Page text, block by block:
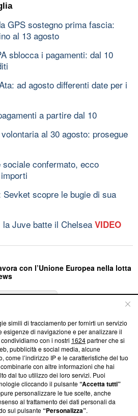
GPS sostegno prima fascia:
al 13 agosto
sblocca i pagamenti: dal 10
ad agosto differenti date per i
a partire dal 10
al 30 agosto: prosegue
confermato, ecco
scopre le bugie di sua
Juve batte il Chelsea VIDEO
con l’Unione Europea nella lotta
trasparenti su Blasting
editoriali e su come ci impegniamo a
afferma la nostra aderenza a
Integrity’Blasting News non è
ma ha richiesto di farne
ancora effettuato una verifica di
simili di tracciamento per fornirti un servizio
esigenze di navigazione e per analizzare il
con i nostri 1624partner che si
pubblicità e social media, alcune
come l’indirizzo IP e le caratteristiche del tuo
con altre informazioni che hai
dal tuo utilizzo dei loro servizi. Puoi
cliccando il pulsante“Accetta tutti”
personalizzare le tue scelte, anche
al trattamento dei dati personali da
sul pulsante“Personalizza”.